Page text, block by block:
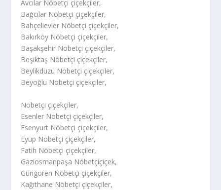
Avcılar Nöbetçi çiçekçiler,
Bağcılar Nöbetçi çiçekçiler,
Bahçelievler Nöbetçi çiçekçiler,
Bakırköy Nöbetçi çiçekçiler,
Başakşehir Nöbetçi çiçekçiler,
Beşiktaş Nöbetçi çiçekçiler,
Beylikdüzü Nöbetçi çiçekçiler,
Beyoğlu Nöbetçi çiçekçiler,
Nöbetçi çiçekçiler,
Esenler Nöbetçi çiçekçiler,
Esenyurt Nöbetçi çiçekçiler,
Eyüp Nöbetçi çiçekçiler,
Fatih Nöbetçi çiçekçiler,
Gaziosmanpaşa Nöbetçiçiçek,
Güngören Nöbetçi çiçekçiler,
Kağıthane Nöbetçi çiçekçiler,